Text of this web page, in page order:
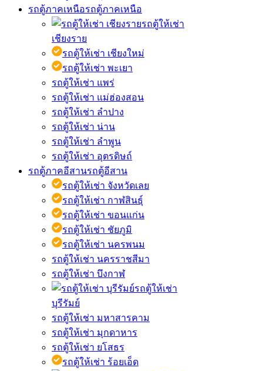
รถตู้ภาคเหนือรถตู้ภาคเหนือ
รถตู้ให้เช่า
เชียงราย
รถตู้ให้เช่า เชียงใหม่
รถตู้ให้เช่า พะเยา
รถตู้ให้เช่า แพร่
รถตู้ให้เช่า แม่ฮ่องสอน
รถตู้ให้เช่า ลำปาง
รถตู้ให้เช่า น่าน
รถตู้ให้เช่า ลำพูน
รถตู้ให้เช่า อุตรดิษถ์
รถตู้ภาคอีสานรถตู้อีสาน
รถตู้ให้เช่า จังหวัดเลย
รถตู้ให้เช่า กาฬสินธุ์
รถตู้ให้เช่า ขอนแก่น
รถตู้ให้เช่า ชัยภูมิ
รถตู้ให้เช่า นครพนม
รถตู้ให้เช่า นครราชสีมา
รถตู้ให้เช่า บึงกาฬ
รถตู้ให้เช่า
บุรีรัมย์
รถตู้ให้เช่า มหาสารคาม
รถตู้ให้เช่า มุกดาหาร
รถตู้ให้เช่า ยโสธร
รถตู้ให้เช่า ร้อยเอ็ด